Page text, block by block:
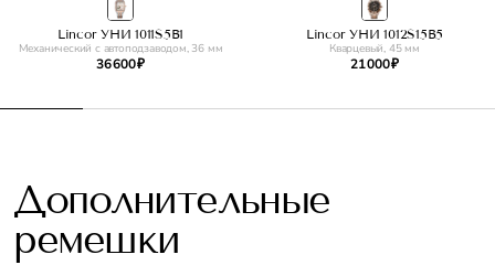
Lincor УНИ 1011S5B1
Механический с автоподзаводом, 36 мм
36 600 ₽
Lincor УНИ 1012S15B5
Кварцевый, 45 мм
21 000 ₽
Дополнительные
ремешки